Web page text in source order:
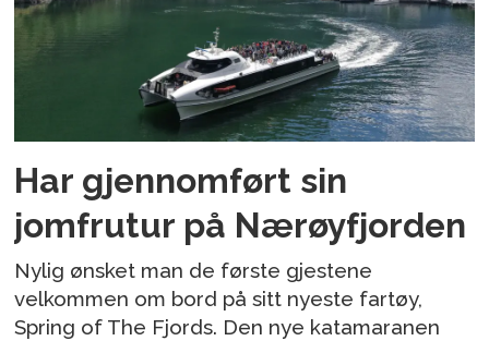
Har gjennomført sin
jomfrutur på Nærøyfjorden
Nylig ønsket man de første gjestene
velkommen om bord på sitt nyeste fartøy,
Spring of The Fjords. Den nye katamaranen